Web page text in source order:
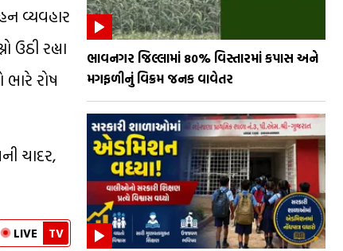
વ્યવહાર
રહ્યા
રોષ
ચાદર,
LIVE TV
ભાવનગર જિલ્લામાં 80% વિસ્તારમાં કપાસ અને
મગફળીનું વિક્રમ જનક વાવેતર